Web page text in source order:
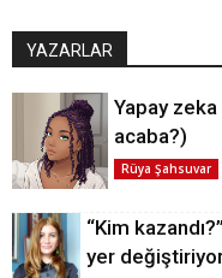
YAZARLAR
Yapay
acaba?)
Rüya Şahsuvar
“Kim
yer